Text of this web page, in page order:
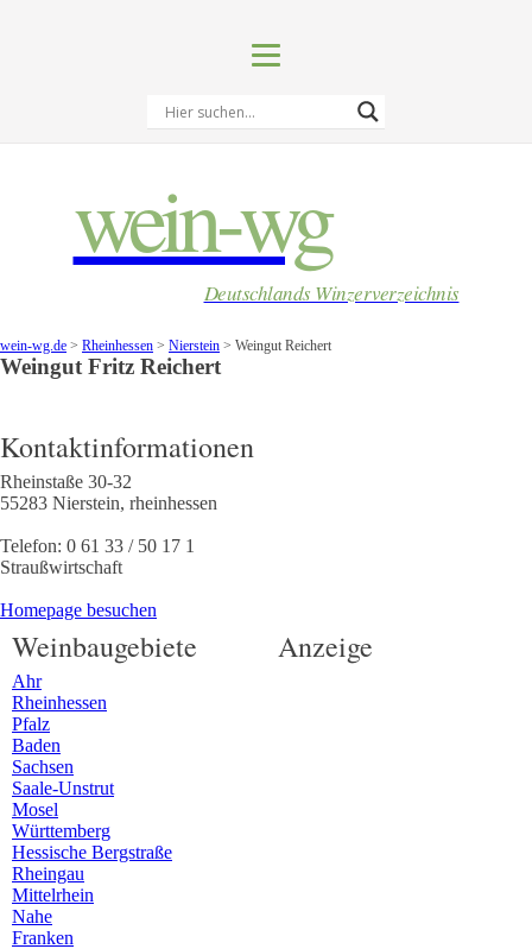
wein-wg
Deutschlands Winzerverzeichnis
wein-wg.de > Rheinhessen > Nierstein > Weingut Reichert
Weingut Fritz Reichert
Kontaktinformationen
Rheinstaße 30-32
55283 Nierstein, rheinhessen
Telefon: 0 61 33 / 50 17 1
Straußwirtschaft
Homepage besuchen
Weinbaugebiete
Ahr
Rheinhessen
Pfalz
Baden
Sachsen
Saale-Unstrut
Mosel
Württemberg
Hessische Bergstraße
Rheingau
Mittelrhein
Nahe
Franken
Anzeige